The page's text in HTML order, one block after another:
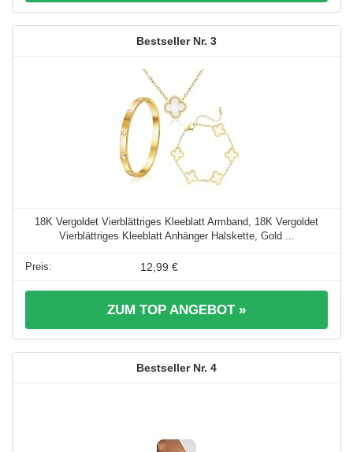
3
18K Vergoldet Vierblättriges Kleeblatt Armband, 18K Vergoldet
Vierblättriges Kleeblatt Anhänger Halskette, Gold ...
12,99 €
ZUM TOP ANGEBOT »
4